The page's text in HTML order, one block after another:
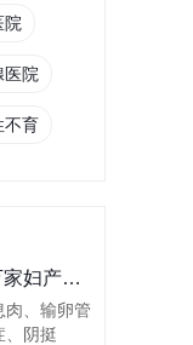
院
医院
不育
昆明锦欣和万家妇产医院
肉、输卵管
、阴挺